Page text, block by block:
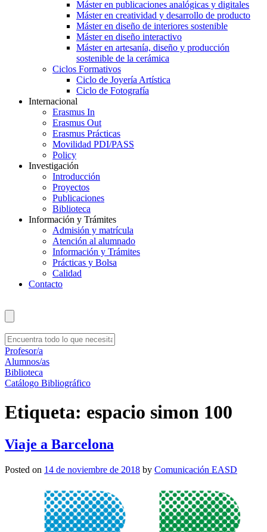
Máster en publicaciones analógicas y digitales
Máster en creatividad y desarrollo de producto
Máster en diseño de interiores sostenible
Máster en diseño interactivo
Máster en artesanía, diseño y producción
sostenible de la cerámica
Ciclos Formativos
Ciclo de Joyería Artística
Ciclo de Fotografía
Internacional
Erasmus In
Erasmus Out
Erasmus Prácticas
Movilidad PDI/PASS
Policy
Investigación
Introducción
Proyectos
Publicaciones
Biblioteca
Información y Trámites
Admisión y matrícula
Atención al alumnado
Información y Trámites
Prácticas y Bolsa
Calidad
Contacto
Profesor/a
Alumnos/as
Biblioteca
Catálogo Bibliográfico
Etiqueta: espacio simon 100
Viaje a Barcelona
Posted on 14 de noviembre de 2018 by Comunicación EASD